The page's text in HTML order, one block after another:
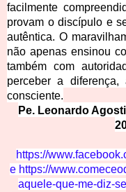
facilmente
provam o discípulo e
autêntica. O
não apenas ensinou
também com
perceber a
consciente.
Pe. Leonardo
https://
e https://
aquele-que-me-diz-